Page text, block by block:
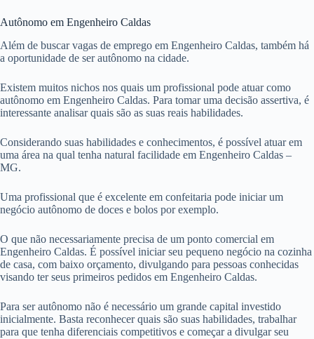
Autônomo em Engenheiro Caldas
Além de buscar vagas de emprego em Engenheiro Caldas, também há
a oportunidade de ser autônomo na cidade.
Existem muitos nichos nos quais um profissional pode atuar como
autônomo em Engenheiro Caldas. Para tomar uma decisão assertiva, é
interessante analisar quais são as suas reais habilidades.
Considerando suas habilidades e conhecimentos, é possível atuar em
uma área na qual tenha natural facilidade em Engenheiro Caldas –
MG.
Uma profissional que é excelente em confeitaria pode iniciar um
negócio autônomo de doces e bolos por exemplo.
O que não necessariamente precisa de um ponto comercial em
Engenheiro Caldas. É possível iniciar seu pequeno negócio na cozinha
de casa, com baixo orçamento, divulgando para pessoas conhecidas
visando ter seus primeiros pedidos em Engenheiro Caldas.
Para ser autônomo não é necessário um grande capital investido
inicialmente. Basta reconhecer quais são suas habilidades, trabalhar
para que tenha diferenciais competitivos e começar a divulgar seu